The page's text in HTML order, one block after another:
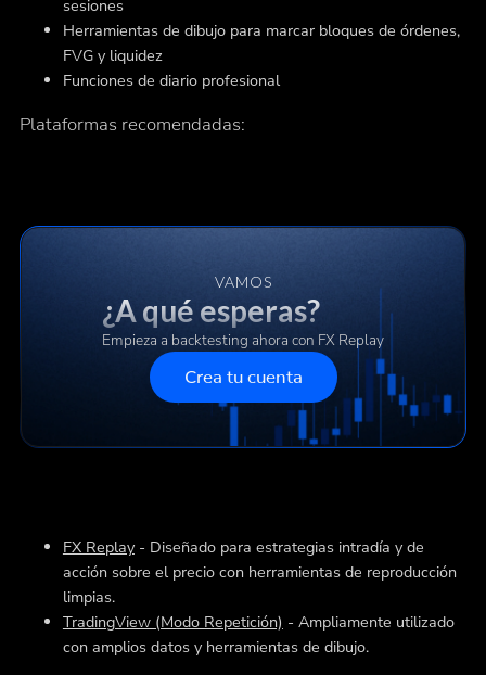
sesiones
Herramientas de dibujo para marcar bloques de órdenes,
FVG y liquidez
Funciones de diario profesional
Plataformas recomendadas:
VAMOS
¿A qué esperas?
Empieza a backtesting ahora con FX Replay
Crea tu cuenta
FX Replay- Diseñado para estrategias intradía y de
acción sobre el precio con herramientas de reproducción
limpias.
TradingView (Modo Repetición) - Ampliamente utilizado
con amplios datos y herramientas de dibujo.